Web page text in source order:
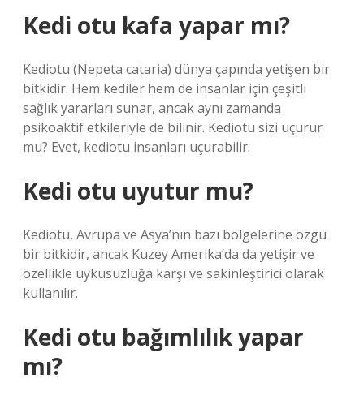
Kedi otu kafa yapar mı?
Kediotu (Nepeta cataria) dünya çapında yetişen bir
bitkidir. Hem kediler hem de insanlar için çeşitli
sağlık yararları sunar, ancak aynı zamanda
psikoaktif etkileriyle de bilinir. Kediotu sizi uçurur
mu? Evet, kediotu insanları uçurabilir.
Kedi otu uyutur mu?
Kediotu, Avrupa ve Asya’nın bazı bölgelerine özgü
bir bitkidir, ancak Kuzey Amerika’da da yetişir ve
özellikle uykusuzluğa karşı ve sakinleştirici olarak
kullanılır.
Kedi otu bağımlılık yapar
mı?